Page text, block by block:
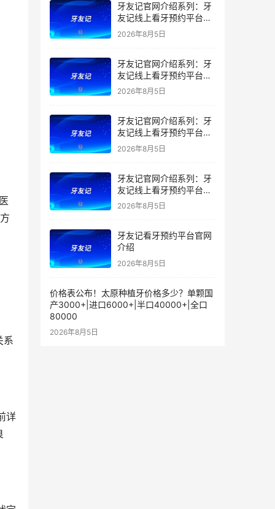
系
牙友记官网介绍系列：牙
友记线上看牙预约平台让
看牙不再靠运气
2026年8月5日
牙友记官网介绍系列：牙
友记线上看牙预约平台打
破口腔行业专业壁垒新手
2026年8月5日
牙友记官网介绍系列：牙
友记线上看牙预约平台落
地同城就诊经验打破未知
2026年8月5日
牙友记官网介绍系列：牙
友记线上看牙预约平台的
优势在哪里？
2026年8月5日
牙友记看牙预约平台官网
介绍
2026年8月5日
价格表公布！太原种植牙价格多少？单颗国
产3000+|进口6000+|半口40000+|全口
80000
2026年8月5日